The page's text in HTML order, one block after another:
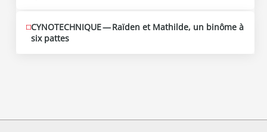
CYNOTECHNIQUE — Raïden et Mathilde, un binôme à
six pattes